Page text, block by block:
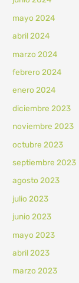
mayo 2024
abril 2024
marzo 2024
febrero 2024
enero 2024
diciembre 2023
noviembre 2023
octubre 2023
septiembre 2023
agosto 2023
julio 2023
junio 2023
mayo 2023
abril 2023
marzo 2023